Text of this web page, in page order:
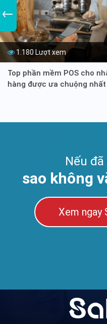
1.180 Lượt xem
Top phần mềm POS cho
hàng được ưa chuộng nhất
Nếu
sao không
Xem ngay